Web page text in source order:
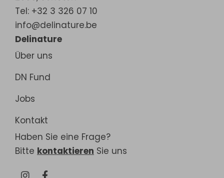
Tel: +32 3 326 07 10
info@delinature.be
Delinature
Über uns
DN Fund
Jobs
Kontakt
Haben Sie eine Frage?
Bitte kontaktieren Sie uns